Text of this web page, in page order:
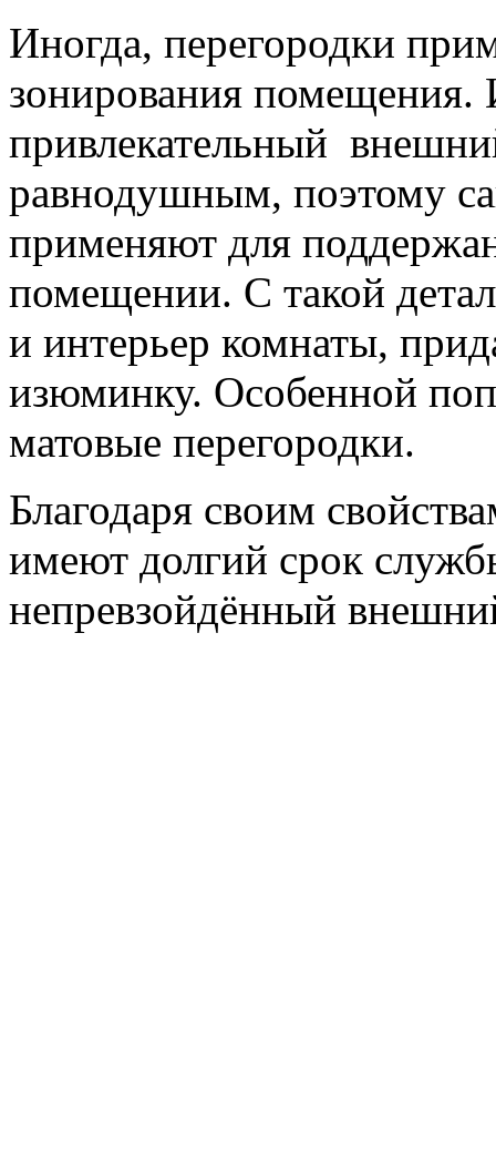
Иногда, перегородки
зонирования помещения.
привлекательный
равнодушным, поэтому
применяют для
помещении. С такой
и интерьер комнаты,
изюминку. Особенной
матовые перегородки.
Благодаря своим
имеют долгий срок
непревзойдённый